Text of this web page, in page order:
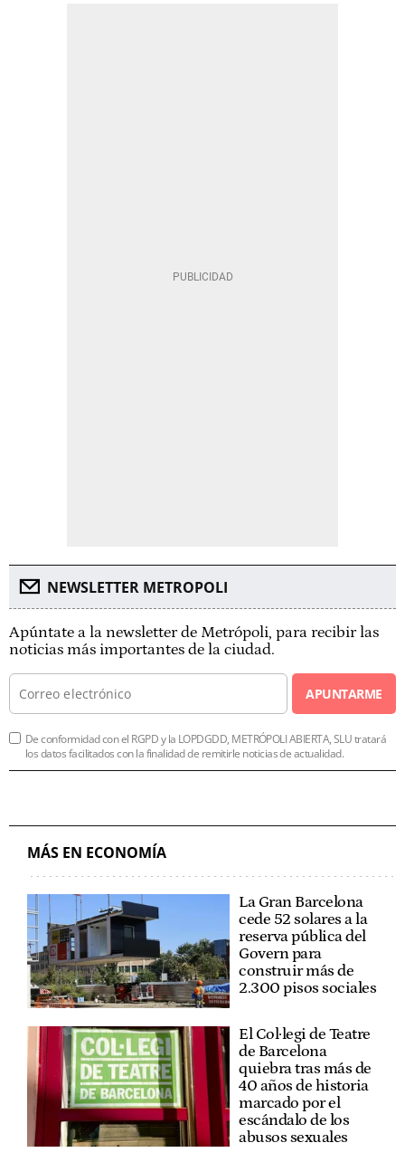
NEWSLETTER METROPOLI
Apúntate a la newsletter de Metrópoli, para recibir las
noticias más importantes de la ciudad.
APUNTARME
De conformidad con el RGPD y la LOPDGDD, METRÓPOLI ABIERTA, SLU tratará
los datos facilitados con la finalidad de remitirle noticias de actualidad.
MÁS EN ECONOMÍA
La Gran Barcelona
cede 52 solares a la
reserva pública del
Govern para
construir más de
2.300 pisos sociales
El Col·legi de Teatre
de Barcelona
quiebra tras más de
40 años de historia
marcado por el
escándalo de los
abusos sexuales